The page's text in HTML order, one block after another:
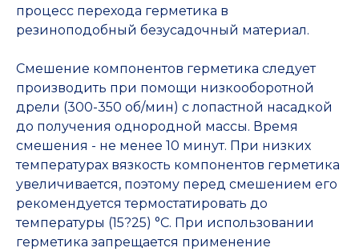
процесс перехода герметика в
резиноподобный безусадочный материал.
Смешение компонентов герметика следует
производить при помощи низкооборотной
дрели (300-350 об/мин) с лопастной насадкой
до получения однородной массы. Время
смешения - не менее 10 минут. При низких
температурах вязкость компонентов герметика
увеличивается, поэтому перед смешением его
рекомендуется термостатировать до
температуры (15?25) °C. При использовании
герметика запрещается применение